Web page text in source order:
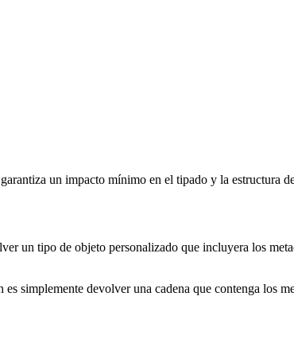
un impacto mínimo en el tipado y la estructura
un tipo de objeto personalizado que incluyera los
simplemente devolver una cadena que contenga los